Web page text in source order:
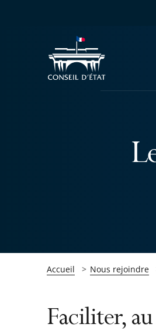
Accueil Nous rejoindre
Faciliter,